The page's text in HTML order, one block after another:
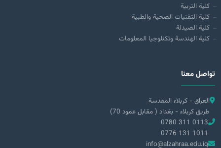
كلية التربية
كلية التقنيات الصحية والطبية
كلية الصيدلة
كلية الهندسة وتكنلوجيا المعلومات
تواصل معنا
العراق - كربلاء المقدسة
طريق كربلاء - بغداد ( مقابل عمود 70)
0780 311 0113
0776 131 1011
info@alzahraa.edu.iq